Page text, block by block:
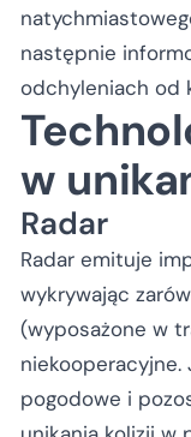
następnie
odchyleniach od
w
Radar
Radar emituje
wykrywając
(wyposażone w
pogodowe i